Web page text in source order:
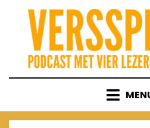
content